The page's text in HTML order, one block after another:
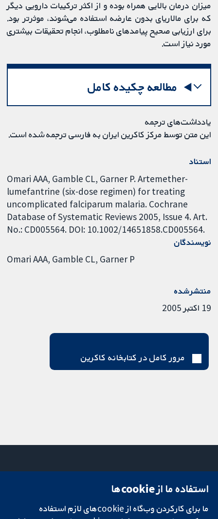
میزان درمان بالایی همراه بوده و از اکثر ترکیبات دارویی دیگر
که برای مالاریای بدون عارضه استفاده می‌شوند، موثرتر بود.
برای ارزیابی صحیح پیامدهای نامطلوب، انجام تحقیقات بیشتری
مورد نیاز است.
مطالعه چکیده کامل
یادداشت‌های ترجمه
این متن توسط مرکز کاکرین ایران به فارسی ترجمه شده است.
استناد
Omari AAA, Gamble CL, Garner P. Artemether-
lumefantrine (six-dose regimen) for treating
uncomplicated falciparum malaria. Cochrane
Database of Systematic Reviews 2005, Issue 4. Art.
No.: CD005564. DOI: 10.1002/14651858.CD005564.
نویسندگان
Omari AAA Gamble CL Garner P
منتشرشده
19 اکتبر 2005
مرور کامل در کتابخانه کاکرین
تحقیقات قابل
میدان کاوندیش
لندن
دفتر رسانه‌ای
استفاده ما از cookie‌ها
ما برای کارکردن وب‌گاه از cookie‌های لازم استفاده